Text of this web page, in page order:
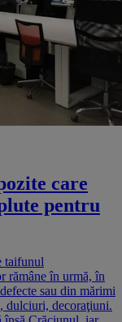
care
pentru
taifunul
rămâne în urmă, în
sau din mărimi
dulciuri, decoraţiuni.